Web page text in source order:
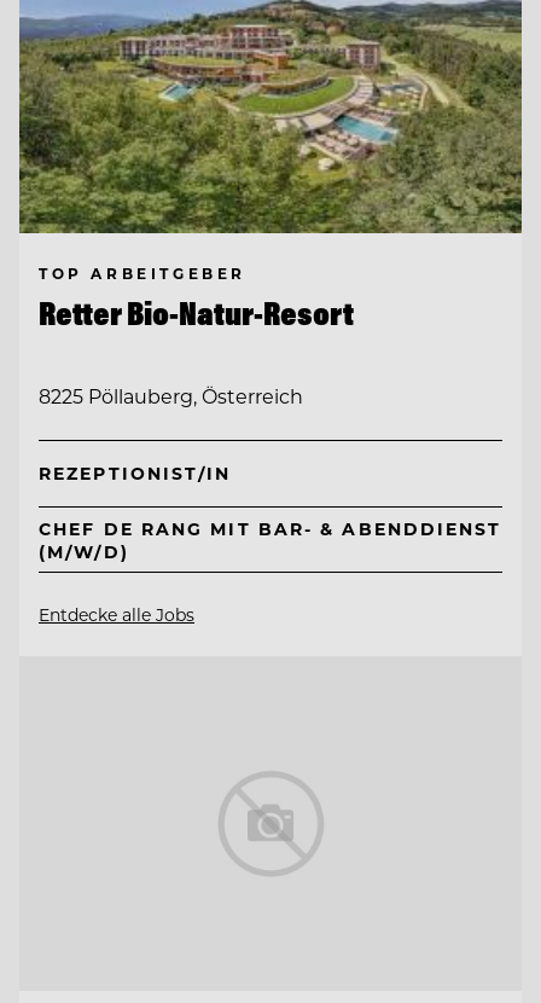
TOP ARBEITGEBER
Retter Bio-Natur-Resort
8225 Pöllauberg, Österreich
REZEPTIONIST/IN
CHEF DE RANG MIT BAR- & ABENDDIENST
(M/W/D)
Entdecke alle Jobs